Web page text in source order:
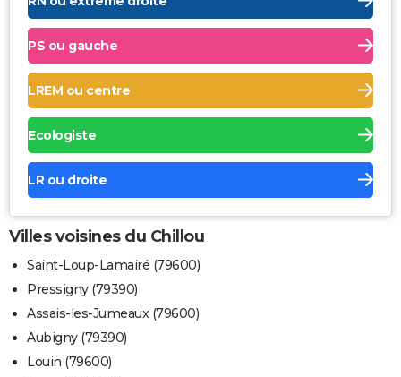
PS ou gauche
LREM ou centre
Ecologiste
LR ou droite
Villes voisines du Chillou
Saint-Loup-Lamairé (79600)
Pressigny (79390)
Assais-les-Jumeaux (79600)
Aubigny (79390)
Louin (79600)